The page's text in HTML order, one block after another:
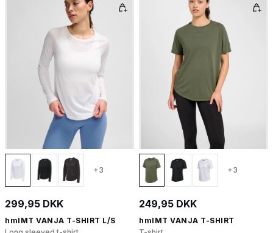
+3
299,95 DKK
hmlMT VANJA T-SHIRT L/S
+3
249,95 DKK
hmlMT VANJA T-SHIRT